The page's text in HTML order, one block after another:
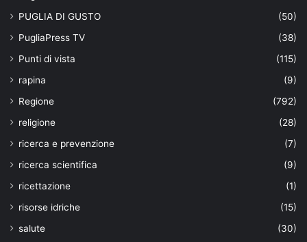
PUGLIA DI GUSTO
(50)
PugliaPress TV
(38)
Punti di vista
(115)
rapina
(9)
Regione
(792)
religione
(28)
ricerca e prevenzione
(7)
ricerca scientifica
(9)
ricettazione
(1)
risorse idriche
(15)
salute
(30)